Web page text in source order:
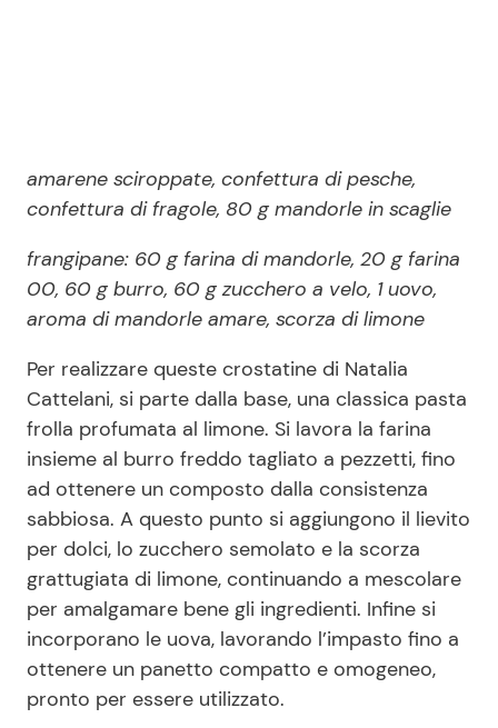
amarene sciroppate, confettura di pesche,
confettura di fragole, 80 g mandorle in scaglie
frangipane: 60 g farina di mandorle, 20 g farina
00, 60 g burro, 60 g zucchero a velo, 1 uovo,
aroma di mandorle amare, scorza di limone
Per realizzare queste crostatine di Natalia
Cattelani, si parte dalla base, una classica pasta
frolla profumata al limone. Si lavora la farina
insieme al burro freddo tagliato a pezzetti, fino
ad ottenere un composto dalla consistenza
sabbiosa. A questo punto si aggiungono il lievito
per dolci, lo zucchero semolato e la scorza
grattugiata di limone, continuando a mescolare
per amalgamare bene gli ingredienti. Infine si
incorporano le uova, lavorando l’impasto fino a
ottenere un panetto compatto e omogeneo,
pronto per essere utilizzato.